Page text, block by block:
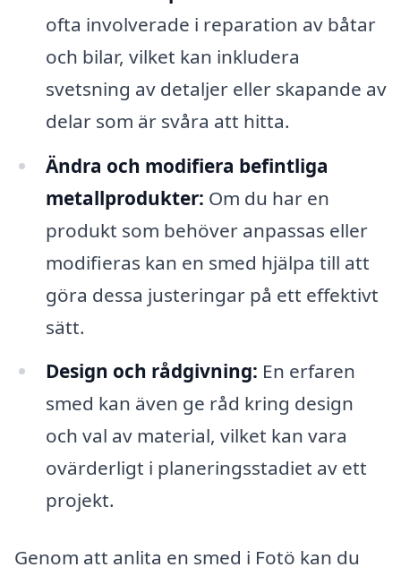
ofta involverade i reparation av båtar
och bilar, vilket kan inkludera
svetsning av detaljer eller skapande av
delar som är svåra att hitta.
Ändra och modifiera befintliga
metallprodukter: Om du har en
produkt som behöver anpassas eller
modifieras kan en smed hjälpa till att
göra dessa justeringar på ett effektivt
sätt.
Design och rådgivning: En erfaren
smed kan även ge råd kring design
och val av material, vilket kan vara
ovärderligt i planeringsstadiet av ett
projekt.
Genom att anlita en smed i Fotö kan du